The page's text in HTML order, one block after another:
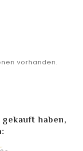
vorhanden.
haben,